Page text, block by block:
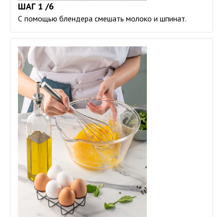
ШАГ 1 /6
С помощью блендера смешать молоко и шпинат.